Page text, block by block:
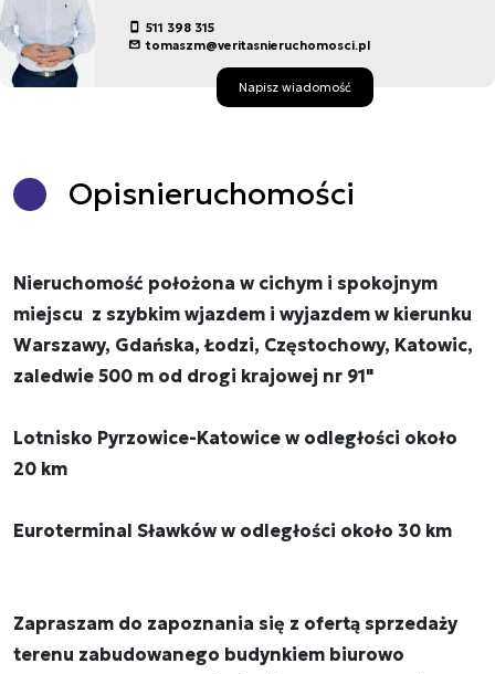
511 398 315
tomaszm@veritasnieruchomosci.pl
Napisz wiadomość
Opisnieruchomości
Nieruchomość położona w cichym i spokojnym
miejscu z szybkim wjazdem i wyjazdem w kierunku
Warszawy, Gdańska, Łodzi, Częstochowy, Katowic,
zaledwie 500 m od drogi krajowej nr 91"
Lotnisko Pyrzowice-Katowice w odległości około
20 km
Euroterminal Sławków w odległości około 30 km
Zapraszam do zapoznania się z ofertą sprzedaży
terenu zabudowanego budynkiem biurowo